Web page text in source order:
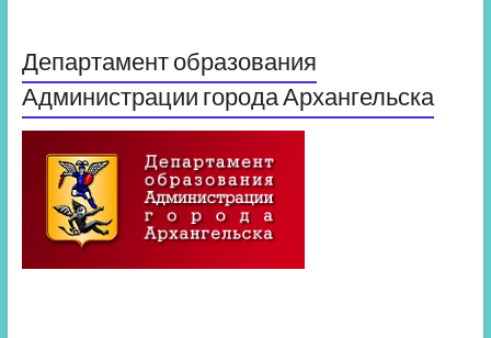
Департамент образования
Администрации города Архангельска